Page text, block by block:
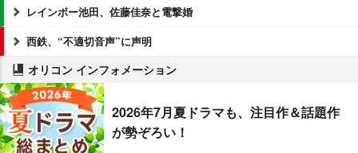
レインボー池田、佐藤佳奈と電撃婚
西鉄、“不適切音声”に声明
オリコン インフォメーション
2026年7月夏ドラマも、注目作＆話題作
が勢ぞろい！